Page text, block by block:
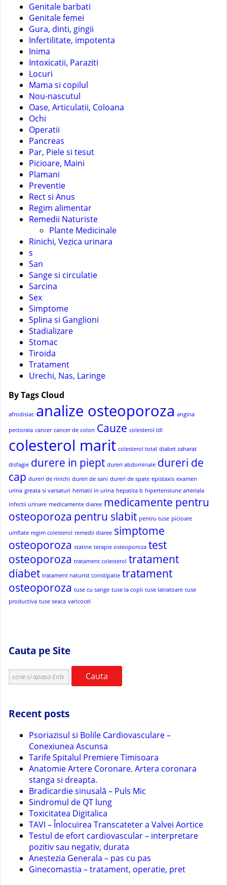
Genitale barbati
Genitale femei
Gura, dinti, gingii
Infertilitate, impotenta
Inima
Intoxicatii, Paraziti
Locuri
Mama si copilul
Nou-nascutul
Oase, Articulatii, Coloana
Ochi
Operatii
Pancreas
Par, Piele si tesut
Picioare, Maini
Plamani
Preventie
Rect si Anus
Regim alimentar
Remedii Naturiste
Plante Medicinale
Rinichi, Vezica urinara
s
San
Sange si circulatie
Sarcina
Sex
Simptome
Splina si Ganglioni
Stadializare
Stomac
Tiroida
Tratament
Urechi, Nas, Laringe
By Tags Cloud
afrodisiac analize osteoporoza angina
pectorala cancer cancer de colon Cauze colesterol ldl
colesterol marit colesterol total diabet zaharat
disfagie durere in piept dureri abdominale dureri de
cap dureri de rinichi dureri de sani dureri de spate epistaxis examen
urina greata si varsaturi hematii in urina hepatita b hipertensiune arteriala
infectii urinare medicamente diaree medicamente pentru
osteoporoza pentru slabit pentru tuse picioare
umflate regim colesterol remedii diaree simptome
osteoporoza statine terapie osteoporoza test
osteoporoza tratament colesterol tratament
diabet tratament naturist constipatie tratament
osteoporoza tuse cu sange tuse la copii tuse latratoare tuse
productiva tuse seaca varicocel
Cauta pe Site
Cauta
Recent posts
Psoriazisul si Bolile Cardiovasculare –
Conexiunea Ascunsa
Tarife Spitalul Premiere Timisoara
Anatomie Artere Coronare. Artera coronara
stanga si dreapta.
Bradicardie sinusală – Puls Mic
Sindromul de QT lung
Toxicitatea Digitalica
TAVI – Înlocuirea Transcateter a Valvei Aortice
Testul de efort cardiovascular – interpretare
pozitiv sau negativ, durata
Anestezia Generala – pas cu pas
Ginecomastia – tratament, operatie, pret